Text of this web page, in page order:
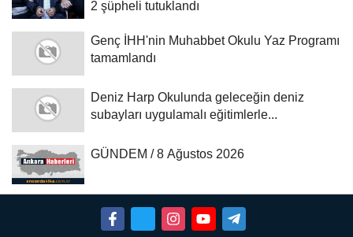
2 şüpheli tutuklandı
Genç İHH'nin Muhabbet Okulu Yaz Programı
tamamlandı
Deniz Harp Okulunda geleceğin deniz
subayları uygulamalı eğitimlerle...
GÜNDEM / 8 Ağustos 2026